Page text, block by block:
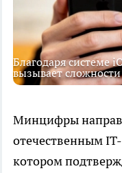
Благодаря системе
вызывает сложности
Минцифры
отечественным
котором